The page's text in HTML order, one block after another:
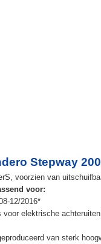
Stepway
voorzien van
voor:
12/2016*
elektrische
van sterk